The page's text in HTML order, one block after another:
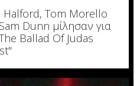
Halford, Tom Morello
Dunn μίλησαν για
Ballad Of Judas